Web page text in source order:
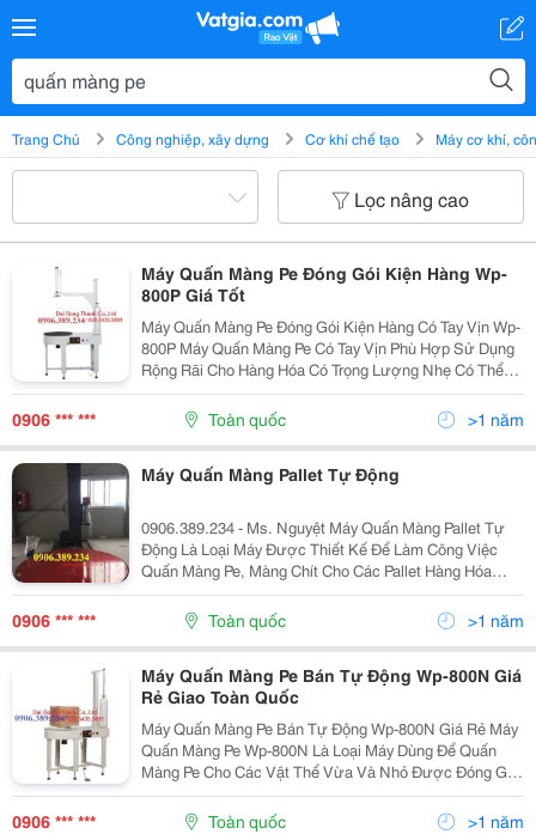
Trang Chủ Công nghiệp, xây dựng Cơ khí chế tạo Máy cơ khí,
Lọc nâng cao
Máy Quấn Màng Pe Đóng Gói Kiện Hàng Wp-
800P Giá Tốt
Máy Quấn Màng Pe Đóng Gói Kiện Hàng Có Tay Vịn Wp-
800P Máy Quấn Màng Pe Có Tay Vịn Phù Hợp Sử Dụng
Rộng Rãi Cho Hàng Hóa Có Trọng Lượng Nhẹ Có Thể
Được Tải Và Dỡ Bằng Tay Nhất Là Các Kiện Hàng Có
Dạng Hình Tròn Hoặc Hình Trụ Tròn Với Kích Thước
0906 *** *** Toàn quốc >1 năm
Máy Quấn Màng Pallet Tự Động
0906.389.234 ​- Ms. Nguyệt Máy Quấn Màng Pallet Tự
Động Là Loại Máy Được Thiết Kế Để Làm Công Việc
Quấn Màng Pe, Màng Chít Cho Các Pallet Hàng Hóa
Thay Thế Dụng Cụ Quấn Màng Bằng Tay, Giúp Doanh
Nghiệp Giảm Thời Gian, Nhân Công Và Nguyên Liệu,
0906 *** *** Toàn quốc >1 năm
Máy Quấn Màng Pe Bán Tự Động Wp-800N Giá
Rẻ Giao Toàn Quốc
Máy Quấn Màng Pe Bán Tự Động Wp-800N Giá Rẻ Máy
Quấn Màng Pe Wp-800N Là Loại Máy Dùng Để Quấn
Màng Pe Cho Các Vật Thể Vừa Và Nhỏ Được Đóng Gói
Trong Hộp Carton Hoặc Xếp Trực Tiếp Lên Bệ Quay Mà
Không Cần Pallet. Máy Được Thiết Kế Đặc Biệt Với
0906 *** *** Toàn quốc >1 năm